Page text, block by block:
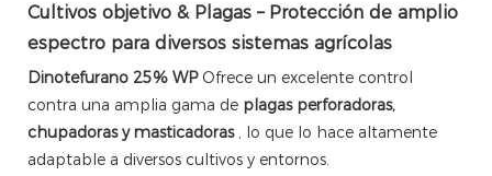
Cultivos objetivo & Plagas – Protección de amplio
espectro para diversos sistemas agrícolas
Dinotefurano 25% WPOfrece un excelente control
contra una amplia gama de plagas perforadoras,
chupadoras y masticadoras , lo que lo hace altamente
adaptable a diversos cultivos y entornos.